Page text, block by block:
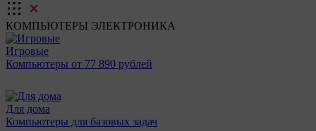
КОМПЬЮТЕРЫ ЭЛЕКТРОНИКА
Игровые
Компьютеры от 77 890 рублей
Для дома
Компьютеры для базовых задач